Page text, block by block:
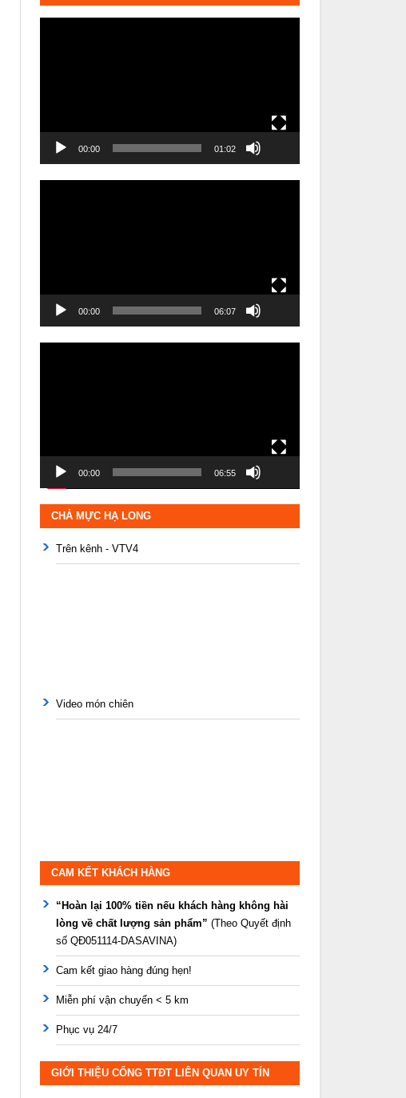
00:00 01:02
00:00 06:07
00:00 06:55
CHẢ MỰC HẠ LONG
Trên kênh - VTV4
Video món chiên
CAM KẾT KHÁCH HÀNG
“Hoàn lại 100% tiền nếu khách hàng không hài
lòng về chất lượng sản phẩm” (Theo Quyết định
số QĐ051114-DASAVINA)
Cam kết giao hàng đúng hẹn!
Miễn phí vận chuyển < 5 km
Phục vụ 24/7
GIỚI THIỆU CỔNG TTĐT LIÊN QUAN UY TÍN